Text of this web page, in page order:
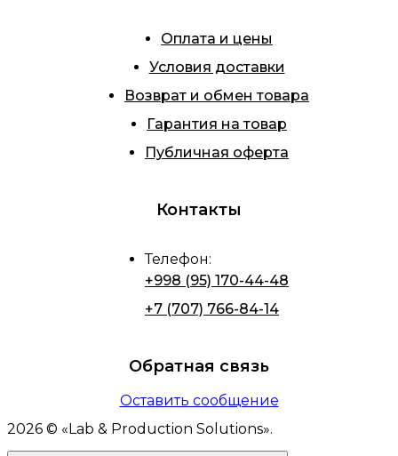
Оплата и цены
Условия доставки
Возврат и обмен товара
Гарантия на товар
Публичная оферта
Контакты
Телефон:
+998 (95) 170-44-48
+7 (707) 766-84-14
Обратная связь
Оставить сообщение
2026 © « Lab & Production Solutions».